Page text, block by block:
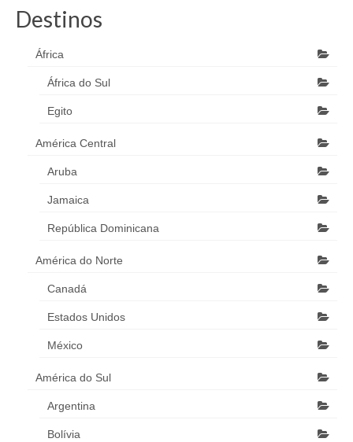
Destinos
África
África do Sul
Egito
América Central
Aruba
Jamaica
República Dominicana
América do Norte
Canadá
Estados Unidos
México
América do Sul
Argentina
Bolívia